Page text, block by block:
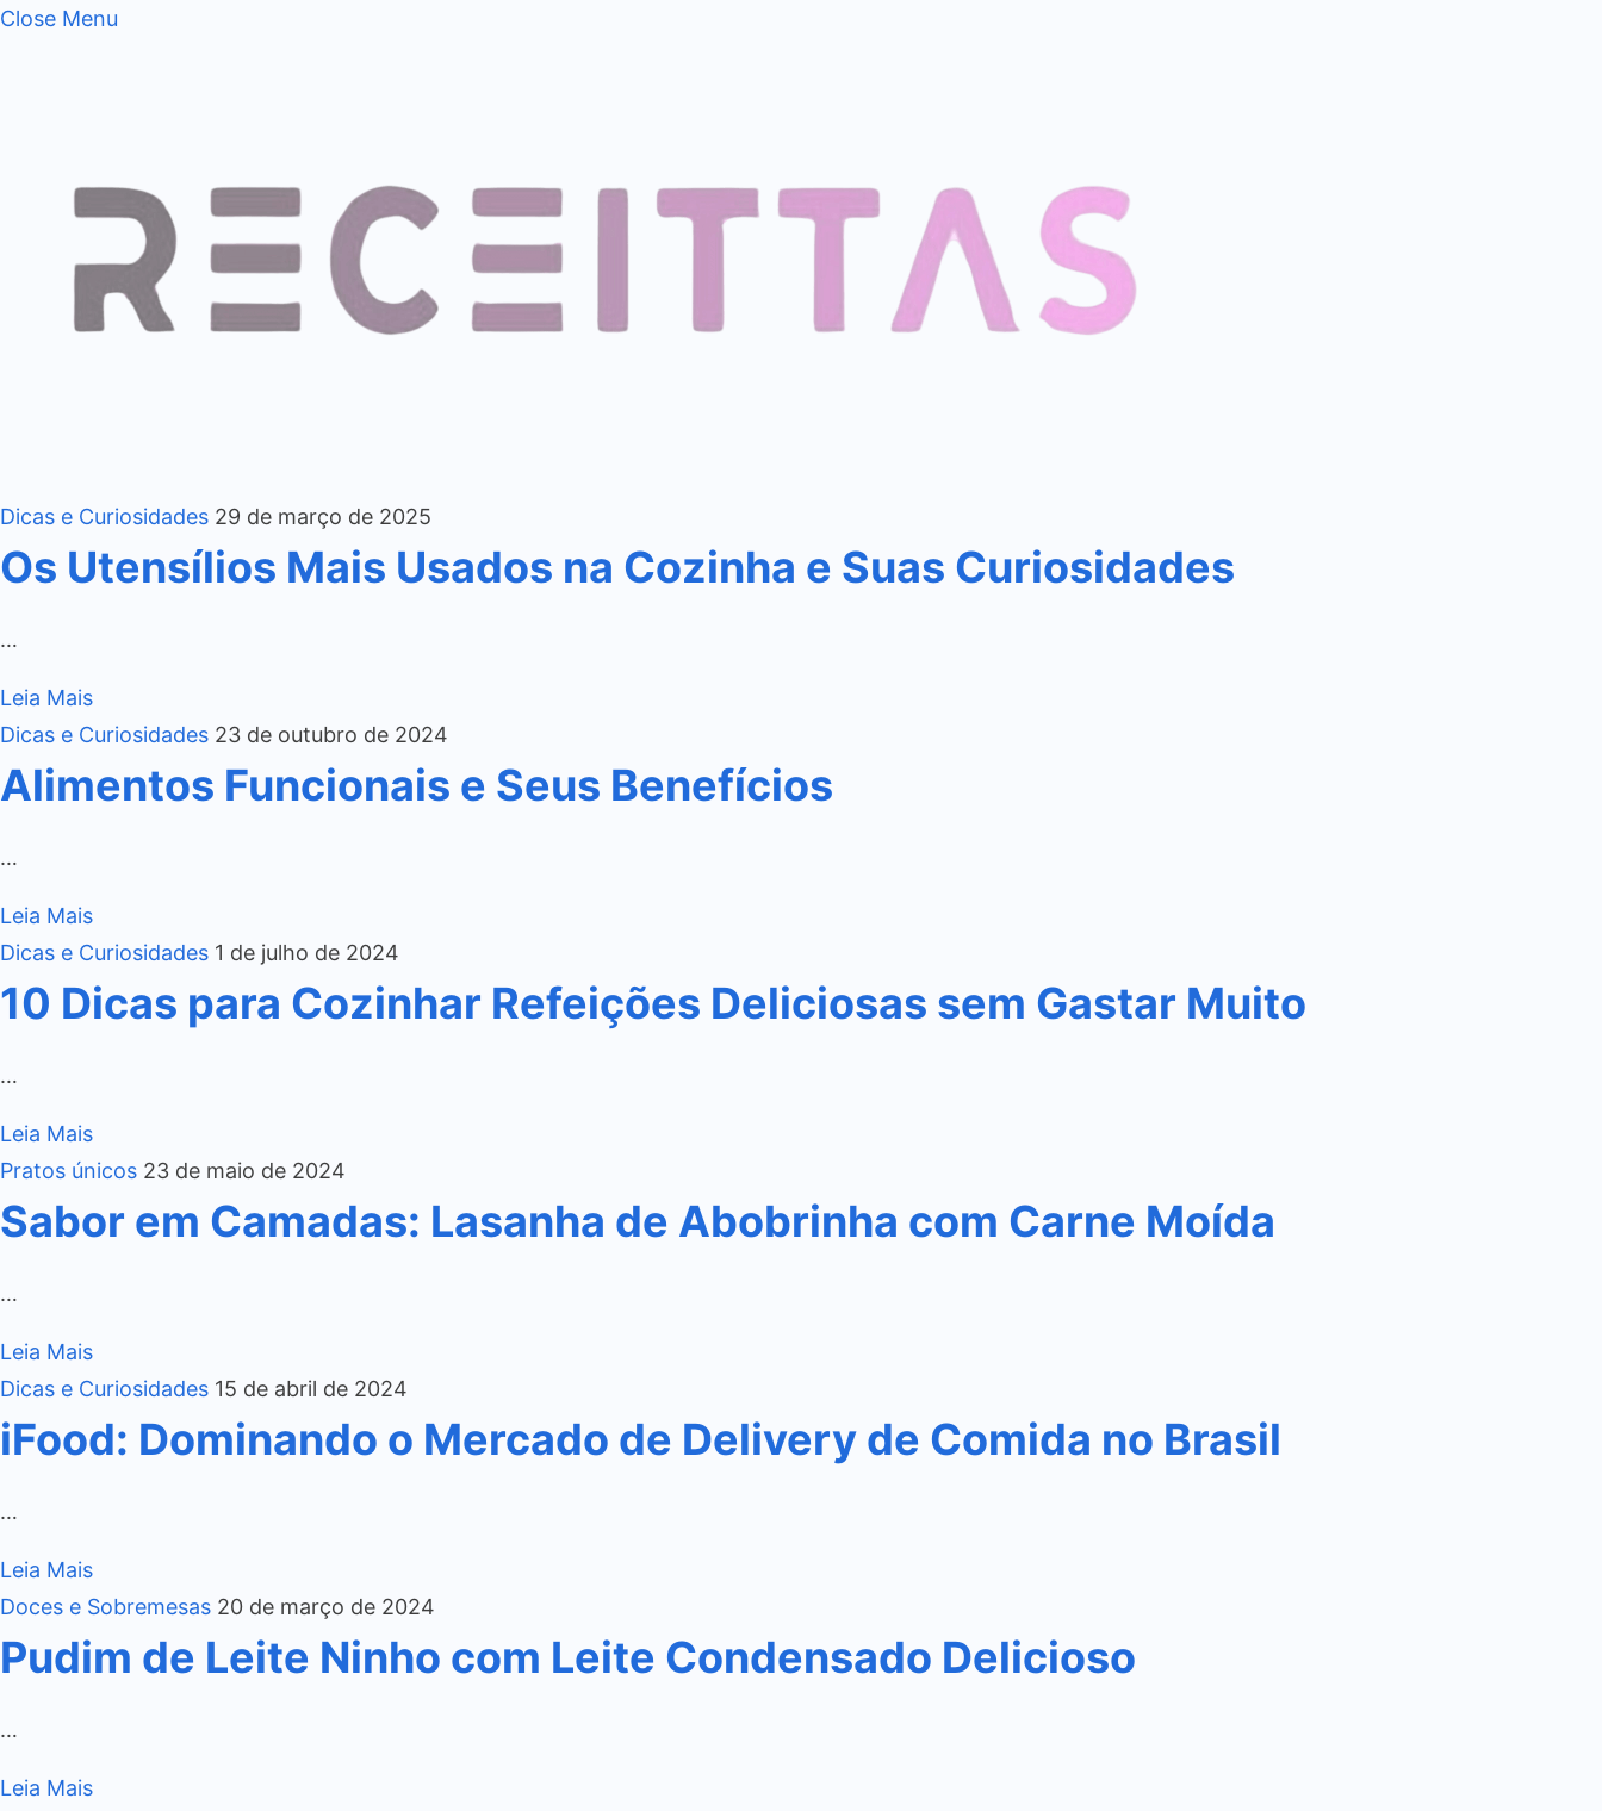
Close Menu
Dicas e Curiosidades 29 de março de 2025
Os Utensílios Mais Usados na Cozinha e Suas Curiosidades
…
Leia Mais
Dicas e Curiosidades 23 de outubro de 2024
Alimentos Funcionais e Seus Benefícios
…
Leia Mais
Dicas e Curiosidades 1 de julho de 2024
10 Dicas para Cozinhar Refeições Deliciosas sem Gastar Muito
…
Leia Mais
Pratos únicos 23 de maio de 2024
Sabor em Camadas: Lasanha de Abobrinha com Carne Moída
…
Leia Mais
Dicas e Curiosidades 15 de abril de 2024
iFood: Dominando o Mercado de Delivery de Comida no Brasil
…
Leia Mais
Doces e Sobremesas 20 de março de 2024
Pudim de Leite Ninho com Leite Condensado Delicioso
…
Leia Mais